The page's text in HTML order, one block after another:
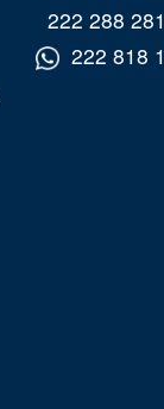
222 288
222 818